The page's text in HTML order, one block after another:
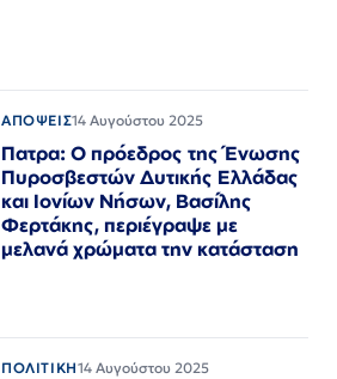
ΑΠΟΨΕΙΣ14 Αυγούστου 2025
Πατρα: Ο πρόεδρος της Ένωσης
Πυροσβεστών Δυτικής Ελλάδας
και Ιονίων Νήσων, Βασίλης
Φερτάκης, περιέγραψε με
μελανά χρώματα την κατάσταση
ΠΟΛΙΤΙΚΗ14 Αυγούστου 2025